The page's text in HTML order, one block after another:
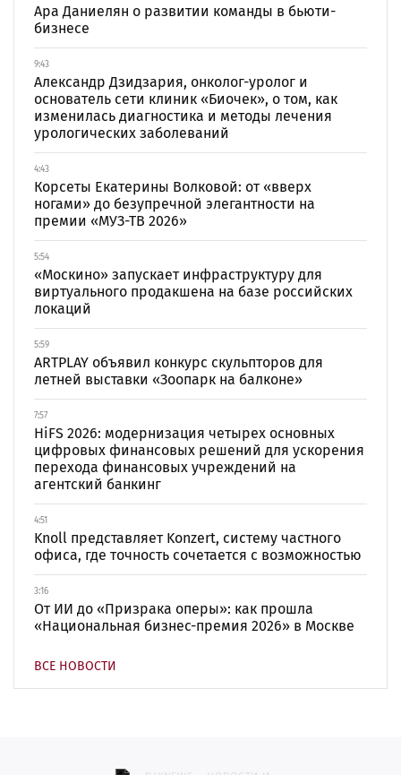
Ара Даниелян о развитии команды в бьюти-
бизнесе
9:43
Александр Дзидзария, онколог-уролог и
основатель сети клиник «Биочек», о том, как
изменилась диагностика и методы лечения
урологических заболеваний
4:43
Корсеты Екатерины Волковой: от «вверх
ногами» до безупречной элегантности на
премии «МУЗ-ТВ 2026»
5:54
«Москино» запускает инфраструктуру для
виртуального продакшена на базе российских
локаций
5:59
ARTPLAY объявил конкурс скульпторов для
летней выставки «Зоопарк на балконе»
7:57
HiFS 2026: модернизация четырех основных
цифровых финансовых решений для ускорения
перехода финансовых учреждений на
агентский банкинг
4:51
Knoll представляет Konzert, систему частного
офиса, где точность сочетается с возможностью
3:16
От ИИ до «Призрака оперы»: как прошла
«Национальная бизнес-премия 2026» в Москве
ВСЕ НОВОСТИ